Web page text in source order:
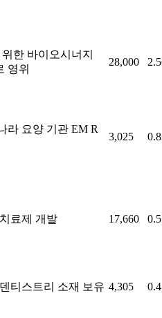
한 바이오시너지
영위
28,000
라 요양 기관 EM R
3,025
료제 개발 17,660
티스트리 소재 보유 4,305